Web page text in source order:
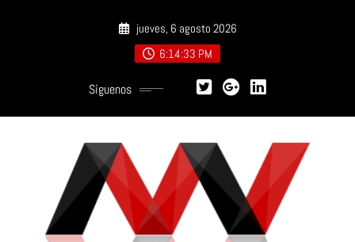
jueves, 6 agosto 2026
6:14:35 PM
Síguenos